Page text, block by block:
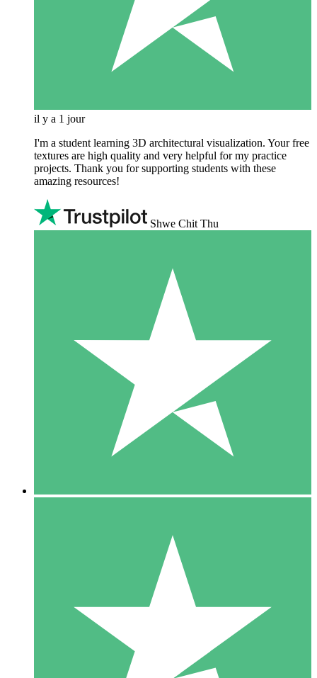
il y a 1 jour
I'm a student learning 3D architectural visualization. Your free
textures are high quality and very helpful for my practice
projects. Thank you for supporting students with these
amazing resources!
Shwe Chit Thu